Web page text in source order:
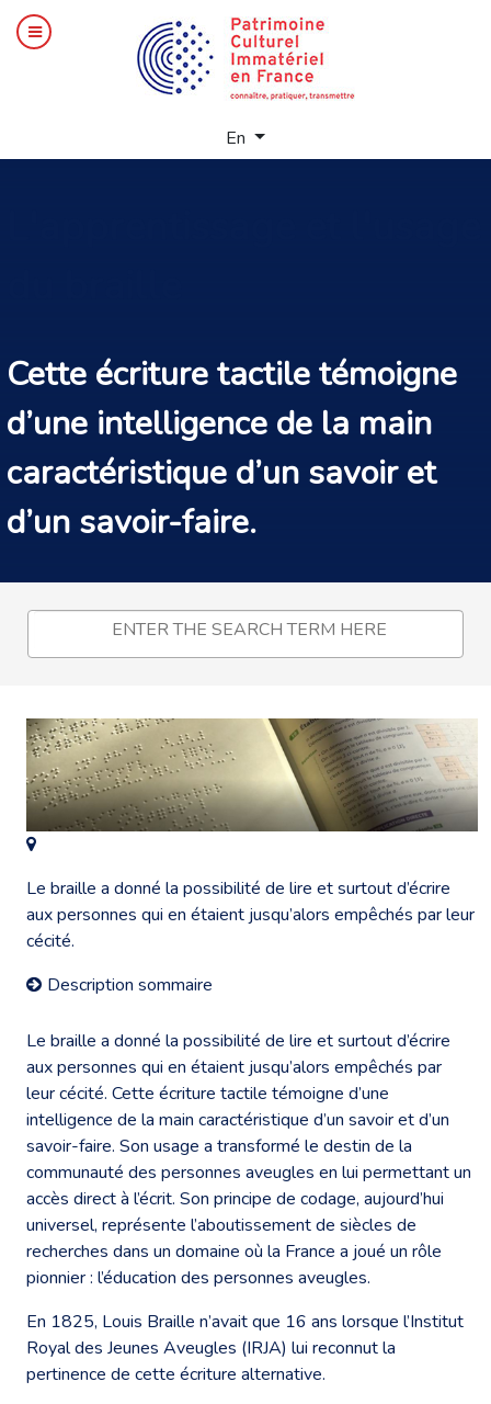
En
Cette écriture tactile témoigne
d’une intelligence de la main
caractéristique d’un savoir et
d’un savoir-faire.
Le braille a donné la possibilité de lire et surtout d’écrire
aux personnes qui en étaient jusqu’alors empêchés par leur
cécité.
Description sommaire
Le braille a donné la possibilité de lire et surtout d’écrire
aux personnes qui en étaient jusqu’alors empêchés par
leur cécité. Cette écriture tactile témoigne d’une
intelligence de la main caractéristique d’un savoir et d’un
savoir-faire. Son usage a transformé le destin de la
communauté des personnes aveugles en lui permettant un
accès direct à l’écrit. Son principe de codage, aujourd’hui
universel, représente l’aboutissement de siècles de
recherches dans un domaine où la France a joué un rôle
pionnier : l’éducation des personnes aveugles.
En 1825, Louis Braille n’avait que 16 ans lorsque l’Institut
Royal des Jeunes Aveugles (IRJA) lui reconnut la
pertinence de cette écriture alternative.